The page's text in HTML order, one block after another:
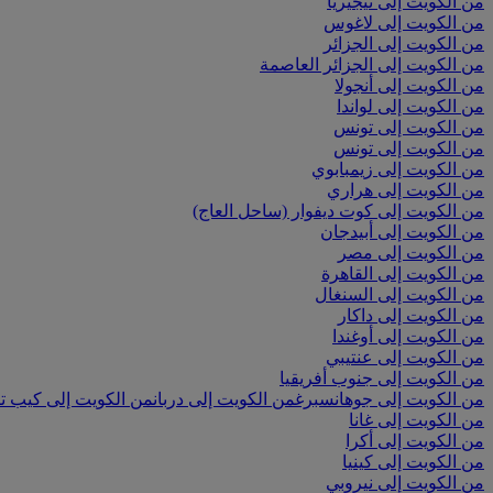
من الكويت إلى لاغوس
من الكويت إلى الجزائر
من الكويت إلى الجزائر العاصمة
من الكويت إلى أنجولا
من الكويت إلى لواندا
من الكويت إلى تونس
من الكويت إلى تونس
من الكويت إلى زيمبابوي
من الكويت إلى هراري
من الكويت إلى كوت ديفوار (ساحل العاج)
من الكويت إلى أبيدجان
من الكويت إلى مصر
من الكويت إلى القاهرة
من الكويت إلى السنغال
من الكويت إلى داكار
من الكويت إلى أوغندا
من الكويت إلى عنتيبي
من الكويت إلى جنوب أفريقيا
من الكويت إلى جوهانسبرغمن الكويت إلى دربانمن الكويت إلى كيب
من الكويت إلى غانا
من الكويت إلى أكرا
من الكويت إلى كينيا
من الكويت إلى نيروبي